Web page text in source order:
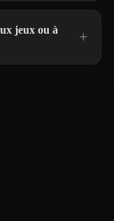
jeux ou à